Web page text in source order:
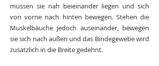
müssen sie nah beieinander liegen und sich
von vorne nach hinten bewegen. Stehen die
Muskelbäuche jedoch auseinander, bewegen
sie sich nach außen und das Bindegewebe wird
zusätzlich in die Breite gedehnt.